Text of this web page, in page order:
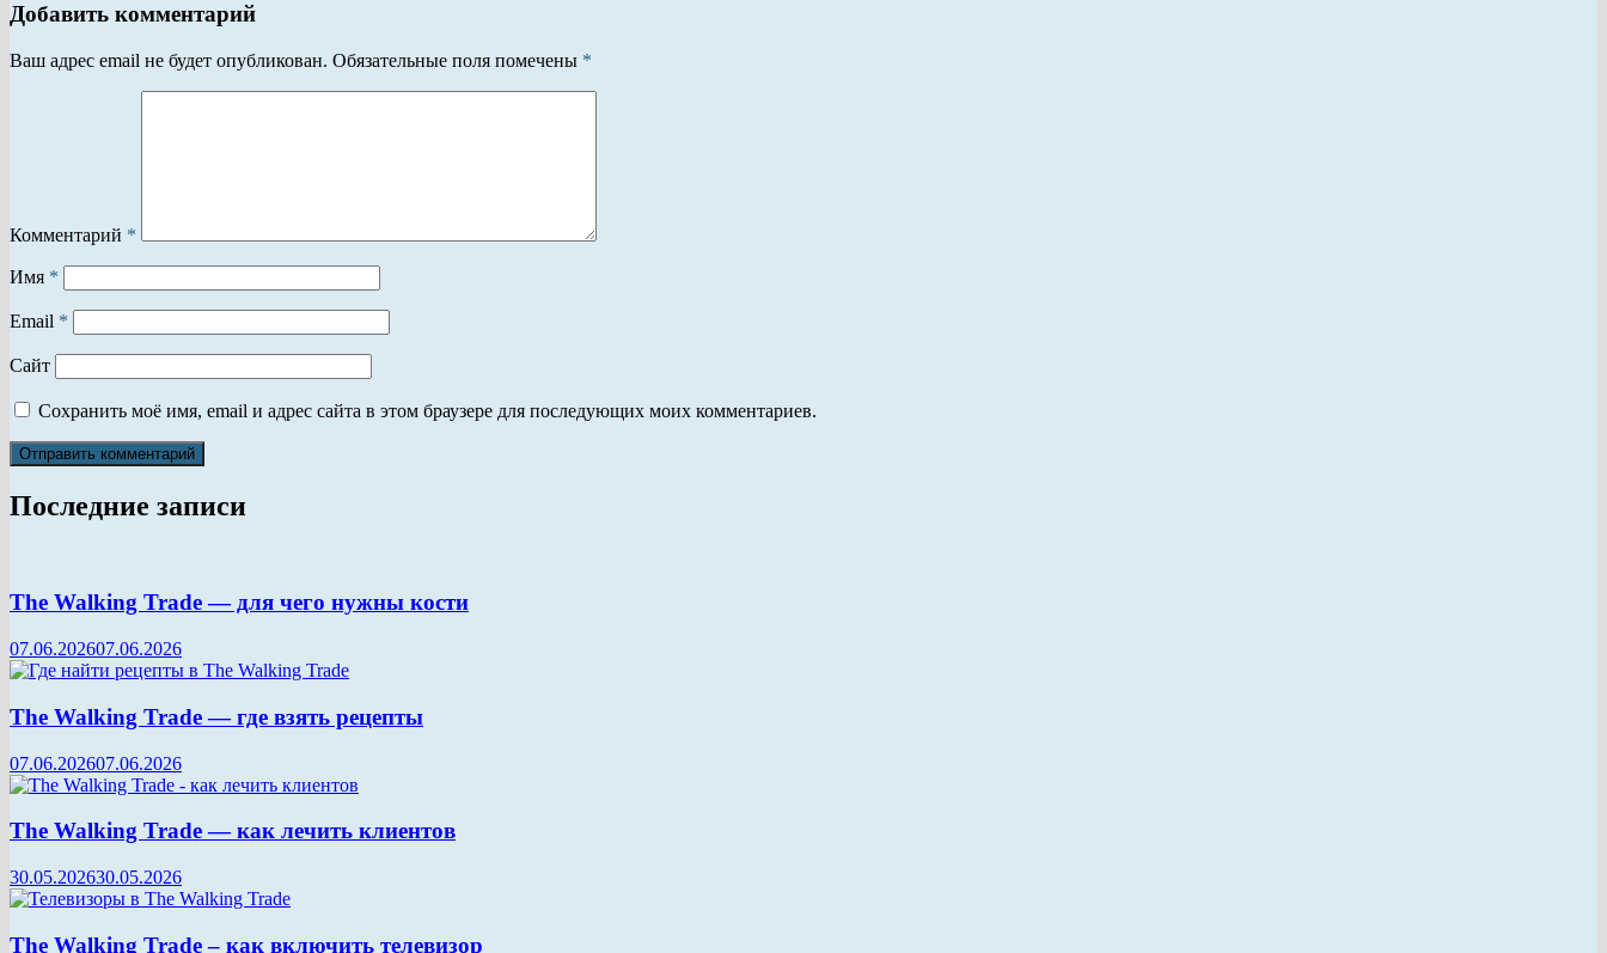
Добавить комментарий
Ваш адрес email не будет опубликован. Обязательные поля помечены *
Комментарий *
Имя *
Email *
Сайт
Сохранить моё имя, email и адрес сайта в этом браузере для последующих моих комментариев.
Последние записи
The Walking Trade — для чего нужны кости
07.06.202607.06.2026
The Walking Trade — где взять рецепты
07.06.202607.06.2026
The Walking Trade — как лечить клиентов
30.05.202630.05.2026
The Walking Trade – как включить телевизор